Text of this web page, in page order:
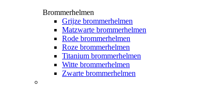
Brommerhelmen
Grijze brommerhelmen
Matzwarte brommerhelmen
Rode brommerhelmen
Roze brommerhelmen
Titanium brommerhelmen
Witte brommerhelmen
Zwarte brommerhelmen